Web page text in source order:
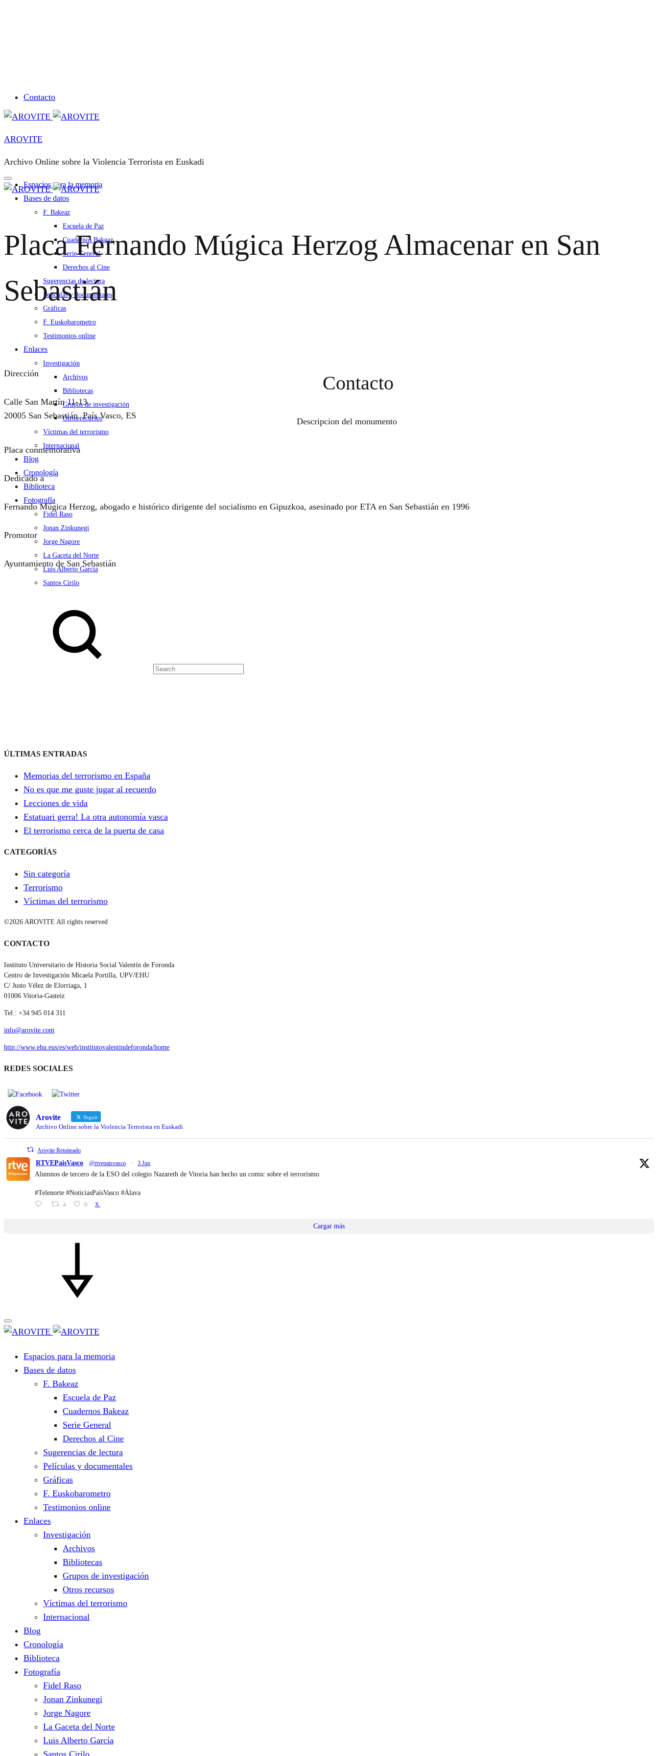
Contacto
AROVITE
Archivo Online sobre la Violencia Terrorista en Euskadi
Espacios para la memoria
Bases de datos
F. Bakeaz
Escuela de Paz
Cuadernos Bakeaz
Serie General
Derechos al Cine
Sugerencias de lectura
Películas y documentales
Gráficas
F. Euskobarometro
Testimonios online
Enlaces
Investigación
Archivos
Bibliotecas
Grupos de investigación
Otros recursos
Víctimas del terrorismo
Internacional
Blog
Cronología
Biblioteca
Fotografía
Fidel Raso
Jonan Zinkunegi
Jorge Nagore
La Gaceta del Norte
Luis Alberto García
Santos Cirilo
Placa Fernando Múgica Herzog Almacenar en San
Sebastián
Dirección
Calle San Martín 11-13
20005 San Sebastián, País Vasco, ES
Contacto
Descripcion del monumento
Placa conmemorativa
Dedicado a
Fernando Múgica Herzog, abogado e histórico dirigente del socialismo en Gipuzkoa, asesinado por ETA en San Sebastián en 1996
Promotor
Ayuntamiento de San Sebastián
ÚLTIMAS ENTRADAS
Memorias del terrorismo en España
No es que me guste jugar al recuerdo
Lecciones de vida
Estatuari gerra! La otra autonomía vasca
El terrorismo cerca de la puerta de casa
CATEGORÍAS
Sin categoría
Terrorismo
Víctimas del terrorismo
©2026 AROVITE All rights reserved
CONTACTO
Instituto Universitario de Historia Social Valentín de Foronda
Centro de Investigación Micaela Portilla, UPV/EHU
C/ Justo Vélez de Elorriaga, 1
01006 Vitoria-Gasteiz
Tel.: +34 945 014 311
info@arovite.com
http://www.ehu.eus/es/web/institutovalentindeforonda/home
REDES SOCIALES
Arovite Seguir
Archivo Online sobre la Violencia Terrorista en Euskadi
Arovite Retuiteado
RTVEPaisVasco @rtvepaisvasco · 3 Jun
Alumnos de tercero de la ESO del colegio Nazareth de Vitoria han hecho un comic sobre el terrorismo
#Telenorte #NoticiasPaísVasco #Álava
4 6 X
Cargar más
Espacios para la memoria
Bases de datos
F. Bakeaz
Escuela de Paz
Cuadernos Bakeaz
Serie General
Derechos al Cine
Sugerencias de lectura
Películas y documentales
Gráficas
F. Euskobarometro
Testimonios online
Enlaces
Investigación
Archivos
Bibliotecas
Grupos de investigación
Otros recursos
Víctimas del terrorismo
Internacional
Blog
Cronología
Biblioteca
Fotografía
Fidel Raso
Jonan Zinkunegi
Jorge Nagore
La Gaceta del Norte
Luis Alberto García
Santos Cirilo